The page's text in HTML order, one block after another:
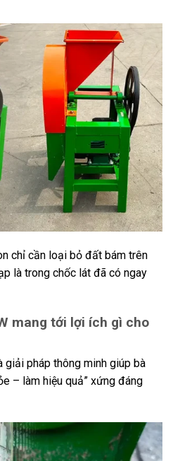
chỉ cần loại bỏ đất bám trên
là trong chốc lát đã có ngay
mang tới lợi ích gì cho
giải pháp thông minh giúp bà
– làm hiệu quả” xứng đáng